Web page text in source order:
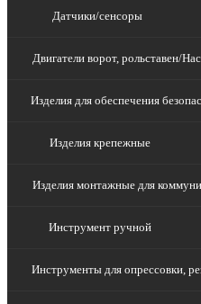
Датчики/сенсоры
Двигатели ворот, рольставен/
Изделия для обеспечения
Изделия крепежные
Изделия монтажные для
Инструмент ручной
Инструменты для опрессовки,